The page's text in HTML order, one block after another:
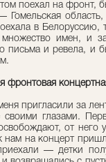
поехал на фронт,
Гомельская
в Белоруссию,
множество имен, и
письма и ревела, и
фронтовая
пригласили за
своими глазами.
от него
нам на концерт
— детки